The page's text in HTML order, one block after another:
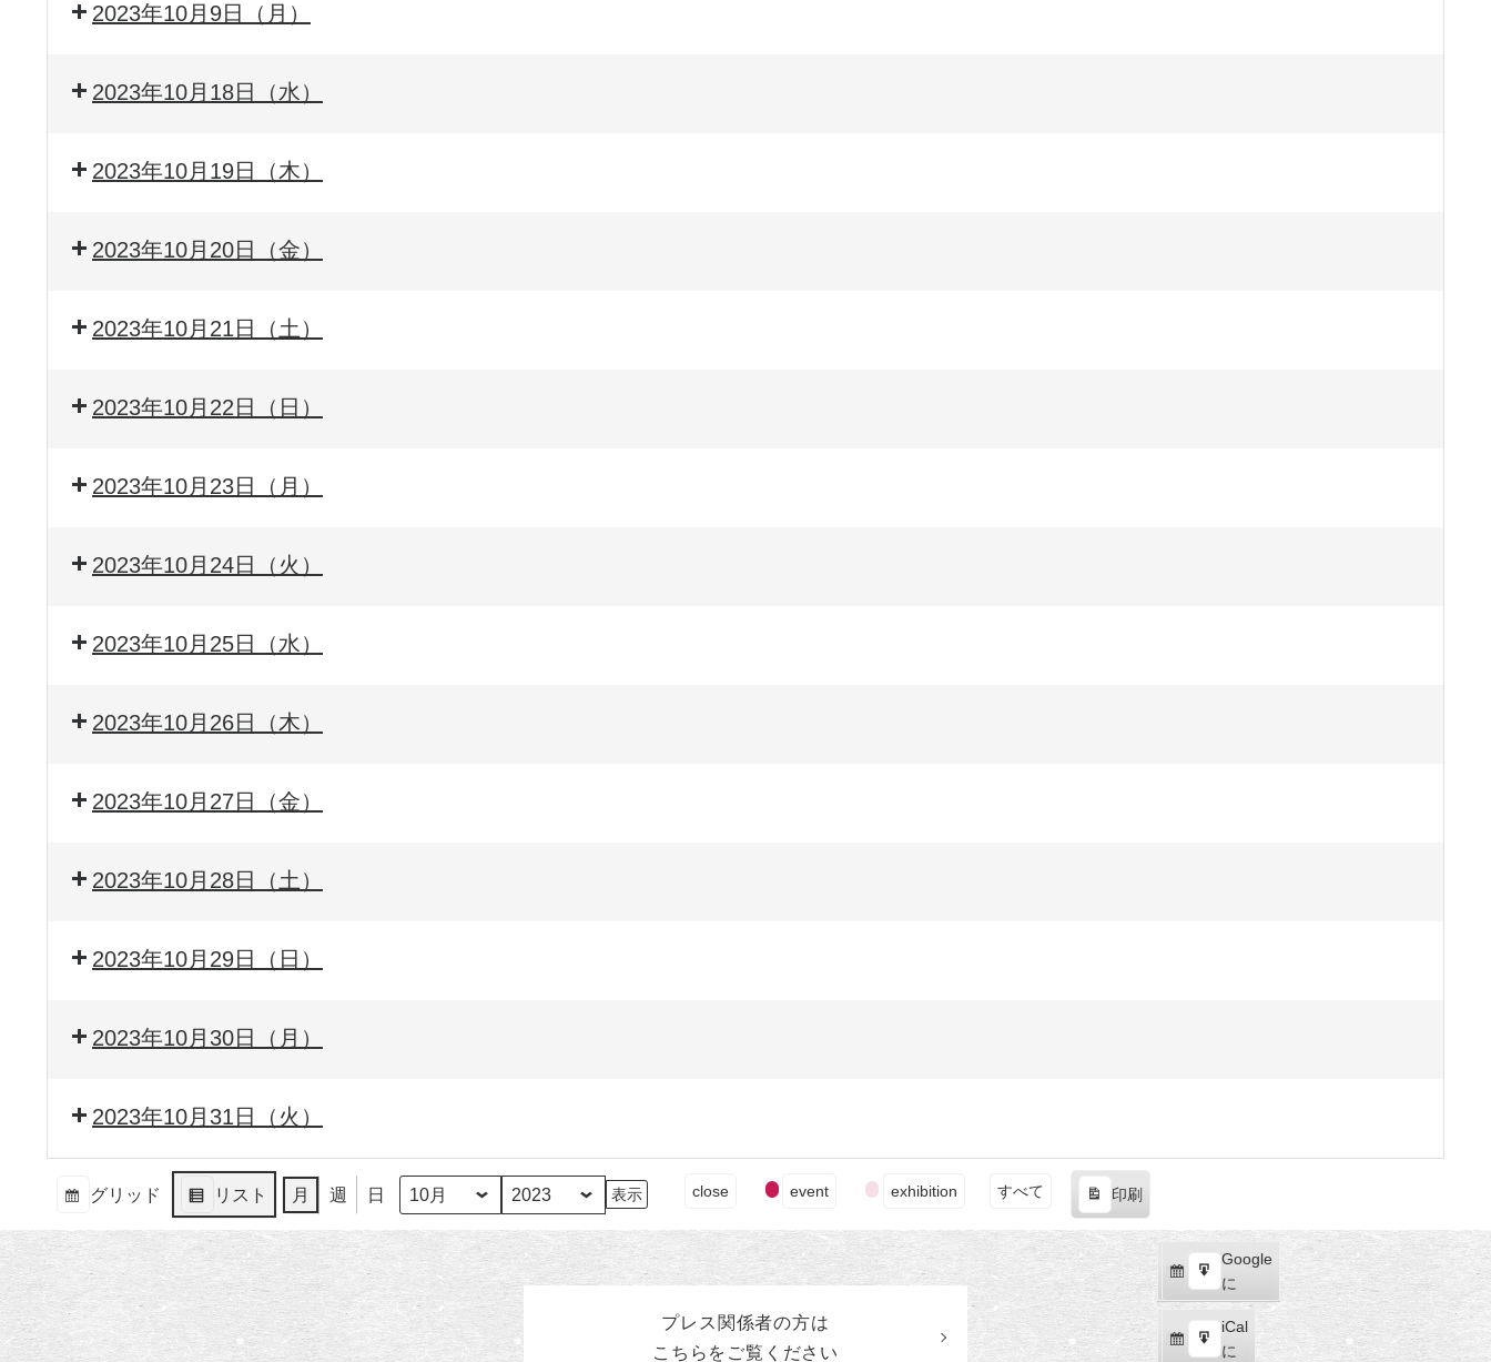
2023年10月9日（月）
2023年10月18日（水）
2023年10月19日（木）
2023年10月20日（金）
2023年10月21日（土）
2023年10月22日（日）
2023年10月23日（月）
2023年10月24日（火）
2023年10月25日（水）
2023年10月26日（木）
2023年10月27日（金）
2023年10月28日（土）
2023年10月29日（日）
2023年10月30日（月）
2023年10月31日（火）
グリッド
表
示
リスト
表
示
月 週 日
月
年
ン
ト
テ
ゴ
close event exhibition すべて 印刷
Google
で
購
読
iCal
で
購
Google
に
エ
ク
ス
ポ
iCal
に
エ
プレス関係者の方は
こちらをご覧ください